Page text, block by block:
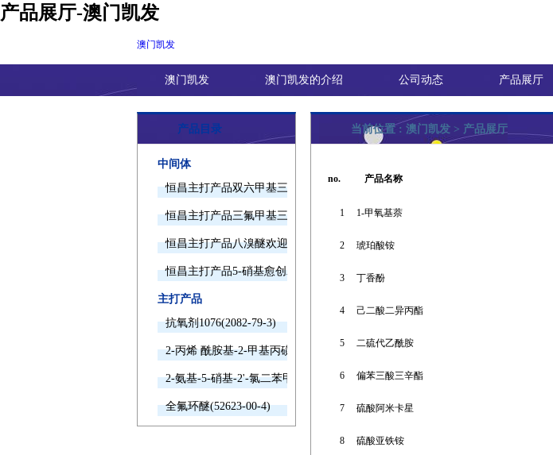
产品展厅-澳门凯发
澳门凯发
澳门凯发 澳门凯发的介绍 公司动态 产品展厅
产品目录
中间体
恒昌主打产品双六甲基三胺欢迎询价
恒昌主打产品三氟甲基三甲基硅烷欢迎询价
恒昌主打产品八溴醚欢迎询价
恒昌主打产品5-硝基愈创木酚钠欢迎询价
主打产品
抗氧剂1076(2082-79-3)
2-丙烯 酰胺基-2-甲基丙磺酸(15214-89-8)
2-氨基-5-硝基-2'-氯二苯甲酮(2011-66-7)
全氟环醚(52623-00-4)
当前位置 : 澳门凯发 > 产品展厅
no. 产品名称
1 1-甲氧基萘
2 琥珀酸铵
3 丁香酚
4 己二酸二异丙酯
5 二硫代乙酰胺
6 偏苯三酸三辛酯
7 硫酸阿米卡星
8 硫酸亚铁铵